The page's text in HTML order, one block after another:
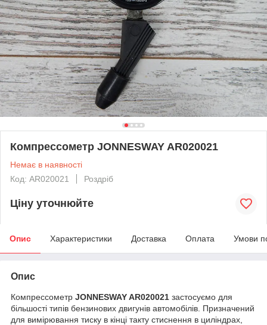
Компрессометр JONNESWAY AR020021
Немає в наявності
Код: AR020021
Роздріб
Ціну уточнюйте
Опис Характеристики Доставка Оплата Умови
Опис
Компрессометр JONNESWAY AR020021 застосуємо для
більшості типів бензинових двигунів автомобілів. Призначений
для вимірювання тиску в кінці такту стиснення в циліндрах,